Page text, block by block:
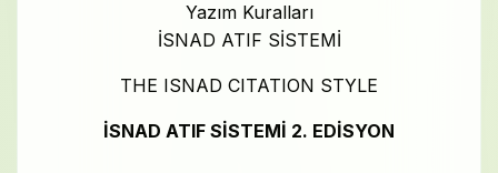
Yazım Kuralları
İSNAD ATIF SİSTEMİ
THE ISNAD CITATION STYLE
İSNAD ATIF SİSTEMİ 2. EDİSYON